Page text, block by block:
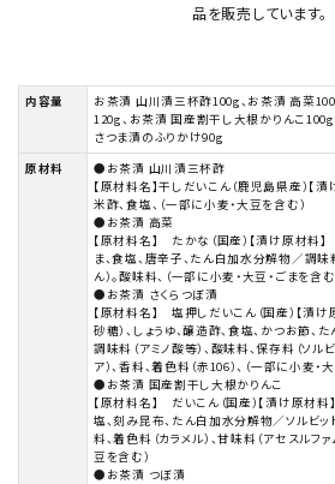
品を販売しています。
内容量
お茶漬 山川漬三杯酢100g、お茶漬 高菜
120g、お茶漬 国産割干し大根かりんこ
さつま漬のふりかけ90g
原材料
●お茶漬 山川漬三杯酢
【原材料名】干しだいこん（鹿児島県産）【
米酢、食塩、（一部に小麦・大豆を含む）
●お茶漬 高菜
【原材料名】 たかな（国産）【漬け原材料】
ま、食塩、唐辛子、たん白加水分解物／調味
ん）。酸味料、（一部に小麦・大豆・ごまを含む
●お茶漬 さくらつぼ漬
【原材料名】 塩押しだいこん（国産）【漬
砂糖）、しょうゆ、醸造酢、食塩、かつお節、
調味料（アミノ酸等）、酸味料、保存料（ソル
ア）、香料、着色料（赤106）、（一部に小麦・
●お茶漬 国産割干し大根かりんこ
【原材料名】 だいこん（国産）【漬け原材料
塩、刻み昆布、たん白加水分解物／ソルビッ
料、着色料（カラメル）、甘味料（アセスルフ
豆を含む）
●お茶漬 つぼ漬